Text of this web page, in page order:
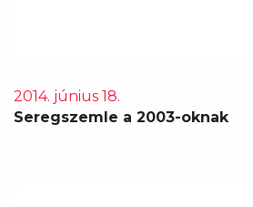
2014. június 18.
Seregszemle a 2003-oknak